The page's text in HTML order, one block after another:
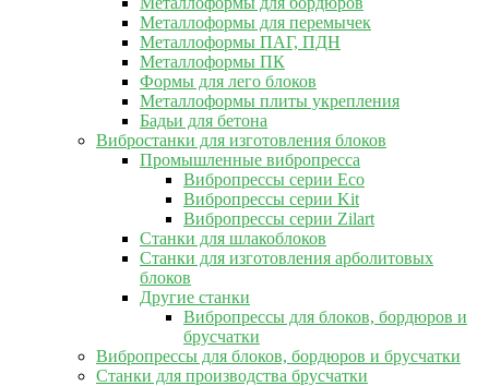
Металлоформы для перемычек
Металлоформы ПАГ, ПДН
Металлоформы ПК
Формы для лего блоков
Металлоформы плиты укрепления
Бадьи для бетона
Вибростанки для изготовления блоков
Промышленные вибропресса
Вибропрессы серии Eco
Вибропрессы серии Kit
Вибропрессы серии Zilart
Станки для шлакоблоков
Станки для изготовления арболитовых
блоков
Другие станки
Вибропрессы для блоков, бордюров и
брусчатки
Вибропрессы для блоков, бордюров и брусчатки
Станки для производства брусчатки